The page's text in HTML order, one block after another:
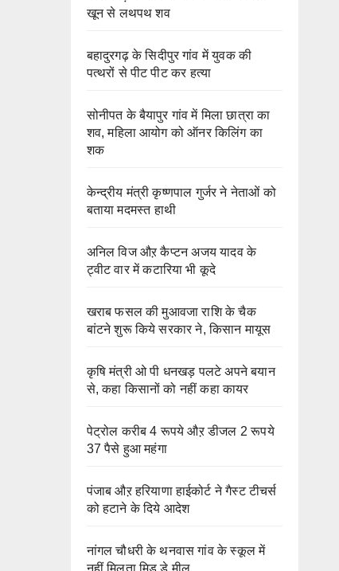
खून से लथपथ शव
बहादुरगढ़ के सिदीपुर गांव में युवक की
पत्थरों से पीट पीट कर हत्या
सोनीपत के बैयापुर गांव में मिला छात्रा का
शव, महिला आयोग को ऑनर किलिंग का
शक
केन्द्रीय मंत्री कृष्णपाल गुर्जर ने नेताओं को
बताया मदमस्त हाथी
अनिल विज औऱ कैप्टन अजय यादव के
ट्वीट वार में कटारिया भी कूदे
खराब फसल की मुआवजा राशि के चैक
बांटने शुरू किये सरकार ने, किसान मायूस
कृषि मंत्री ओ पी धनखड़ पलटे अपने बयान
से, कहा किसानों को नहीं कहा कायर
पेट्रोल करीब 4 रूपये औऱ डीजल 2 रूपये
37 पैसे हुआ महंगा
पंजाब औऱ हरियाणा हाईकोर्ट ने गैस्ट टीचर्स
को हटाने के दिये आदेश
नांगल चौधरी के थनवास गांव के स्कूल में
नहीं मिलता मिड डे मील